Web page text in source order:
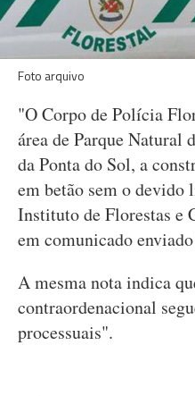
Foto arquivo
"O Corpo de Polícia
área de Parque Natural
da Ponta do Sol, a
em betão sem o
Instituto de Florestas e
em comunicado
A mesma nota indica
contraordenacional
processuais".